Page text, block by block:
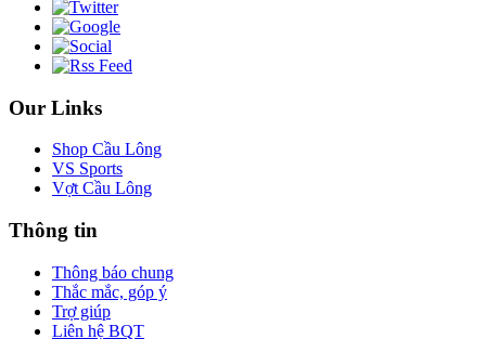
Our Links
Shop Cầu Lông
VS Sports
Vợt Cầu Lông
Thông tin
Thông báo chung
Thắc mắc, góp ý
Trợ giúp
Liên hệ BQT